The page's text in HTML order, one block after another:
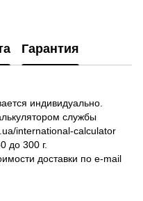
Гарантия
индивидуально.
службы
international-calculator
до 300 г.
доставки по e-mail